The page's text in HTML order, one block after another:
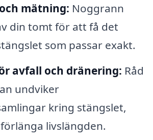
mätning: Noggrann
din tomt för att få det
som passar exakt.
avfall och dränering: Råd
undviker
kring stängslet,
livslängden.